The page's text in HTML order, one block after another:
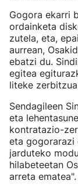
Gogora ekarri
ordainketa
zutela, eta,
aurrean,
ebatzi du.
egitea
liteke
Sendagileen
eta
kontratazio-
eta gogorarazi
jarduteko
hilabeteetan
arreta ematea".